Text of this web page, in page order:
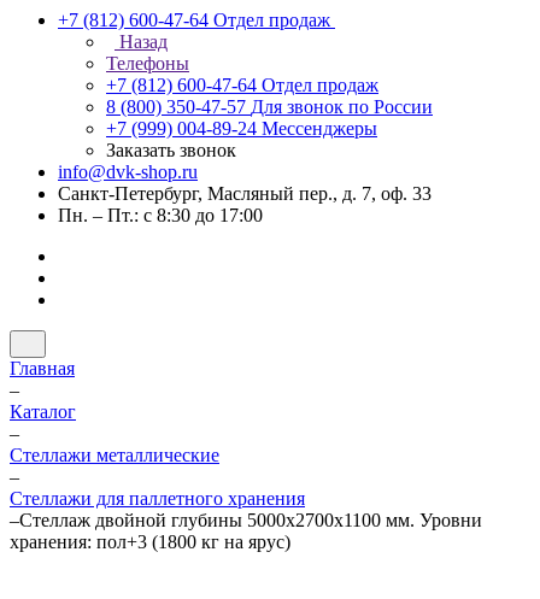
+7 (812) 600-47-64 Отдел продаж
Назад
Телефоны
+7 (812) 600-47-64 Отдел продаж
8 (800) 350-47-57 Для звонок по России
+7 (999) 004-89-24 Мессенджеры
Заказать звонок
info@dvk-shop.ru
Санкт-Петербург, Масляный пер., д. 7, оф. 33
Пн. – Пт.: с 8:30 до 17:00
Главная
–
Каталог
–
Стеллажи металлические
–
Стеллажи для паллетного хранения
–Стеллаж двойной глубины 5000х2700х1100 мм. Уровни
хранения: пол+3 (1800 кг на ярус)